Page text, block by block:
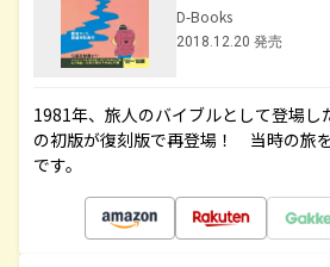
D-Books
2018.12.20 発売
1981年、旅人のバイブルとして登場し
の初版が復刻版で再登場！ 当時の旅
です。